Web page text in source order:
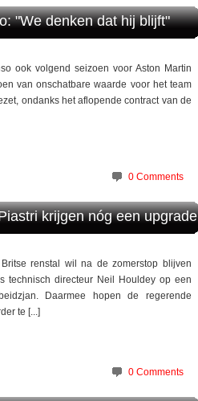
"We denken dat hij blijft"
ook volgend seizoen voor Aston Martin
van onschatbare waarde voor het team
ondanks het aflopende contract van de
0 Comments
krijgen nóg een upgrade
renstal wil na de zomerstop blijven
technisch directeur Neil Houldey op een
Daarmee hopen de regerende
te [...]
0 Comments